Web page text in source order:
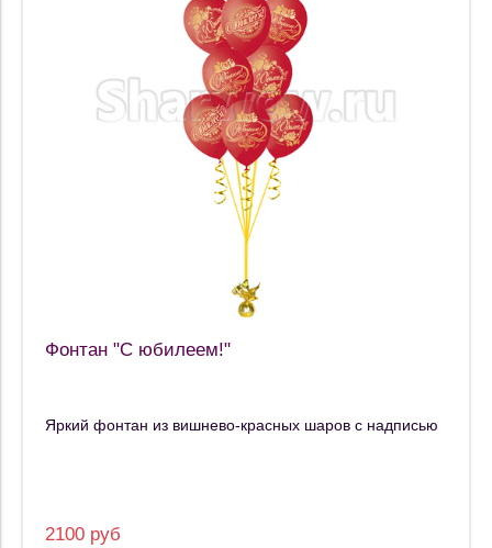
Фонтан "С юбилеем!"
Яркий фонтан из вишнево-красных шаров с надписью
2100 руб